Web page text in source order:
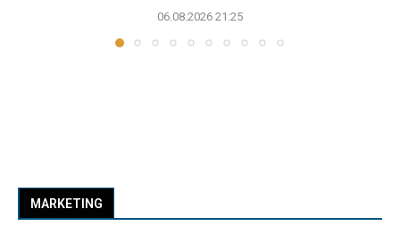
06.08.2026 21:25
MARKETING